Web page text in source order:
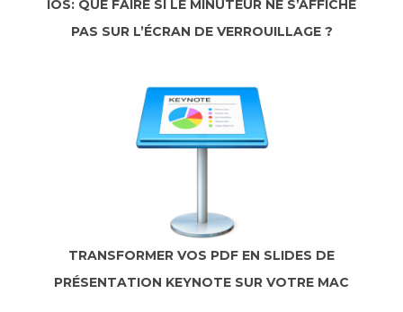
IOS: QUE FAIRE SI LE MINUTEUR NE S’AFFICHE
PAS SUR L’ÉCRAN DE VERROUILLAGE ?
TRANSFORMER VOS PDF EN SLIDES DE
PRÉSENTATION KEYNOTE SUR VOTRE MAC